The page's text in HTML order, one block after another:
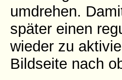
umdrehen.
später einen
wieder zu
Bildseite nach